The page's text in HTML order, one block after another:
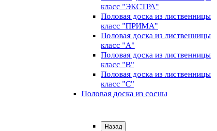
класс "ЭКСТРА"
Половая доска из лиственницы
класс "ПРИМА"
Половая доска из лиственницы
класс "А"
Половая доска из лиственницы
класс "B"
Половая доска из лиственницы
класс "C"
Половая доска из сосны
Назад